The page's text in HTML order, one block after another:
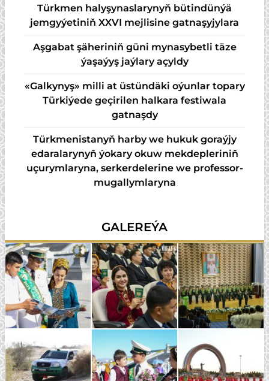
Türkmen halyşynaslarynyň bütindünýä
jemgyýetiniň XXVI mejlisine gatnaşyjylara
Aşgabat şäheriniň güni mynasybetli täze
ýaşaýyş jaýlary açyldy
«Galkynyş» milli at üstündäki oýunlar topary
Türkiýede geçirilen halkara festiwala
gatnaşdy
Türkmenistanyň harby we hukuk goraýjy
edaralarynyň ýokary okuw mekdepleriniň
uçurymlaryna, serkerdelerine we professor-
mugallymlaryna
GALEREÝA